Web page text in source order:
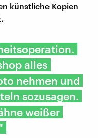
künstliche Kopien
alles
nehmen und
sozusagen.
weißer